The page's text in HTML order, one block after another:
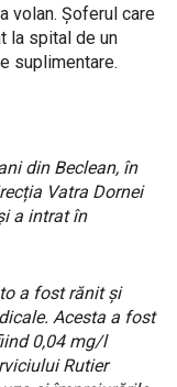
volan. Șoferul care
la spital de un
suplimentare.
din Beclean, în
Vatra Dornei
a intrat în
a fost rănit și
Acesta a fost
0,04 mg/l
Rutier